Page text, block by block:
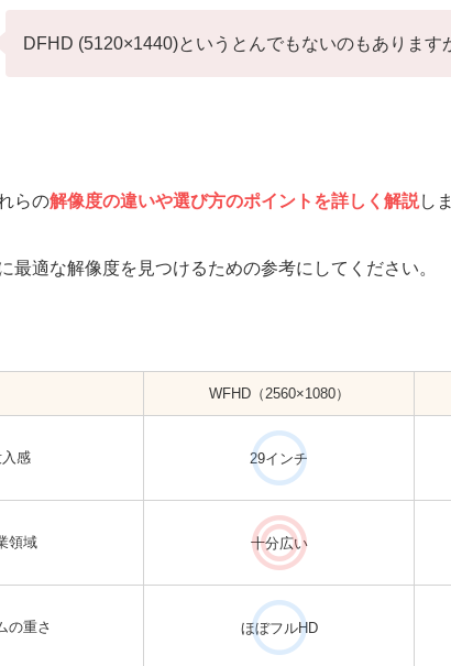
DFHD (5120×1440)というとんでもないのもあります
らの解像度の違いや選び方のポイントを詳しく解説し
最適な解像度を見つけるための参考にしてください。
WFHD（2560×1080）
感 29インチ
領域 十分広い
の重さ ほぼフルHD